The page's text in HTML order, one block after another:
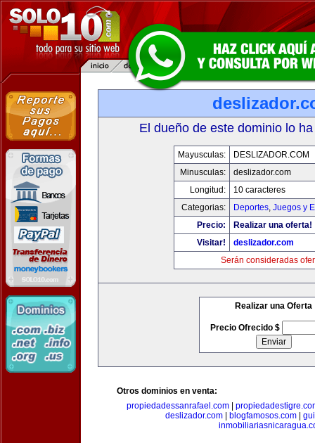
El dueño de este dominio lo
Mayusculas:
DESLIZADOR.COM
Minusculas:
deslizador.com
Longitud:
10 caracteres
Categorias:
Deportes, Juegos y
Precio:
Realizar una oferta!
Visitar!
deslizador.com
Serán consideradas
Realizar una Oferta
Precio Ofrecido $
Otros dominios en venta:
propiedadessanrafael.com
deslizador.com| blogfamosos.com|